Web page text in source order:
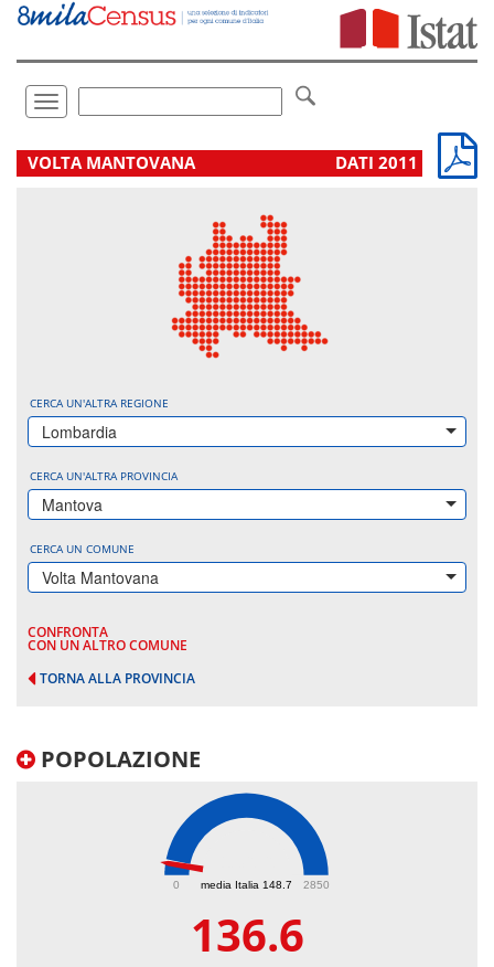
Vai
direttamente
Toggle
navigation
.
VOLTA MANTOVANA DATI 2011
CERCA UN'ALTRA REGIONE
Lombardia
CERCA UN'ALTRA PROVINCIA
Mantova
CERCA UN COMUNE
Volta Mantovana
CONFRONTA
CON UN ALTRO COMUNE
TORNA ALLA PROVINCIA
POPOLAZIONE
media Italia 148.7
0 2850
136.6